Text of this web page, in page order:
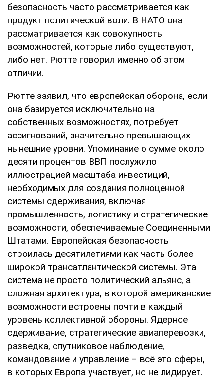
безопасность часто рассматривается как
продукт политической воли. В НАТО она
рассматривается как совокупность
возможностей, которые либо существуют,
либо нет. Рютте говорил именно об этом
отличии.
Рютте заявил, что европейская оборона, если
она базируется исключительно на
собственных возможностях, потребует
ассигнований, значительно превышающих
нынешние уровни. Упоминание о сумме около
десяти процентов ВВП послужило
иллюстрацией масштаба инвестиций,
необходимых для создания полноценной
системы сдерживания, включая
промышленность, логистику и стратегические
возможности, обеспечиваемые Соединенными
Штатами. Европейская безопасность
строилась десятилетиями как часть более
широкой трансатлантической системы. Эта
система не просто политический альянс, а
сложная архитектура, в которой американские
возможности встроены почти в каждый
уровень коллективной обороны. Ядерное
сдерживание, стратегические авиаперевозки,
разведка, спутниковое наблюдение,
командование и управление – всё это сферы,
в которых Европа участвует, но не лидирует.